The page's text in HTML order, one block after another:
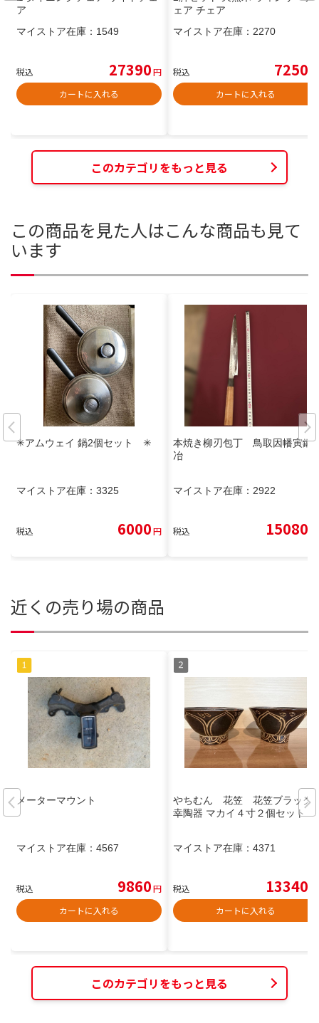
ア
マイストア在庫： 1549
税込 27390円
カートに入れる
ェア チェア
マイストア在庫： 2270
税込 7250
カートに入れる
このカテゴリをもっと見る
この商品を見た人はこんな商品も見て
います
✳︎アムウェイ 鍋2個セット ✳︎
マイストア在庫： 3325
税込 6000円
本焼き柳刃包丁 鳥取因幡寅鍛
冶
マイストア在庫： 2922
税込 15080
近くの売り場の商品
メーターマウント
マイストア在庫： 4567
税込 9860円
カートに入れる
やちむん 花笠 花笠ブラック
幸陶器 マカイ４寸２個セット
マイストア在庫： 4371
税込 13340
カートに入れる
このカテゴリをもっと見る